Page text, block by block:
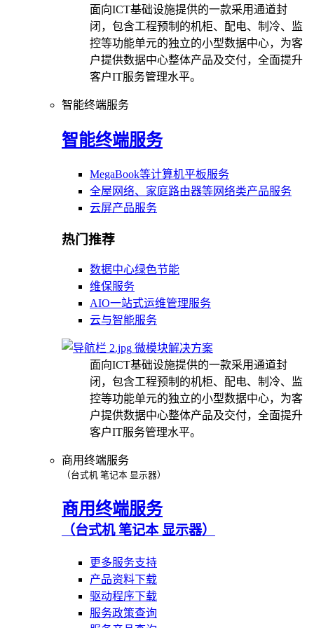
面向ICT基础设施提供的一款采用通道封
闭，包含工程预制的机柜、配电、制冷、监
控等功能单元的独立的小型数据中心，为客
户提供数据中心整体产品及交付，全面提升
客户IT服务管理水平。
智能终端服务
智能终端服务
MegaBook等计算机平板服务
全屋网络、家庭路由器等网络类产品服务
云屏产品服务
热门推荐
数据中心绿色节能
维保服务
AIO一站式运维管理服务
云与智能服务
微模块解决方案
面向ICT基础设施提供的一款采用通道封
闭，包含工程预制的机柜、配电、制冷、监
控等功能单元的独立的小型数据中心，为客
户提供数据中心整体产品及交付，全面提升
客户IT服务管理水平。
商用终端服务
（台式机 笔记本 显示器）
商用终端服务
（台式机 笔记本 显示器）
更多服务支持
产品资料下载
驱动程序下载
服务政策查询